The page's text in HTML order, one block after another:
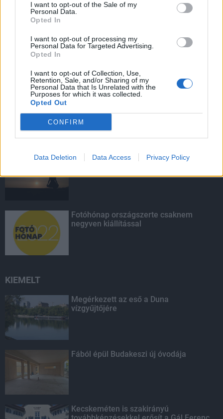
I want to opt-out of the Sale of my
Personal Data.
Opted In
I want to opt-out of processing my
Personal Data for Targeted Advertising.
Opted In
I want to opt-out of Collection, Use,
Retention, Sale, and/or Sharing of my
Personal Data that Is Unrelated with the
Purposes for which it was collected.
Opted Out
CONFIRM
Data Deletion Data Access Privacy Policy
HIRDETÉS
HIRDETÉS
LEGOLVASOTTABB
Tizenöt hegedűkészítő-mester mutatja
be munkáját Budán
Amire többmillióan vártunk: szombattól
Fotóhónap országszerte csaknem
negyven kiállítással
KIEMELT
Megérkezett az eső a Duna
vízgyűjtőjére
Fából épül Budakeszi új óvodája
Kecskeméten is szakirányú